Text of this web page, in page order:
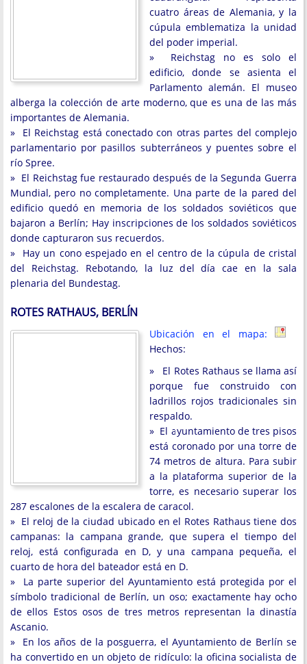
cuatro áreas de Alemania, y la
cúpula emblematiza la unidad
del poder imperial.
» Reichstag no es solo el
edificio, donde se asienta el
Parlamento alemán. El museo
alberga la colección de arte moderno, que es una de las más
importantes de Alemania.
» El Reichstag está conectado con otras partes del complejo
parlamentario por pasillos subterráneos y puentes sobre el
río Spree.
» El Reichstag fue restaurado después de la Segunda Guerra
Mundial, pero no completamente. Una parte de la pared del
edificio quedó en memoria de los soldados soviéticos que
bajaron a Berlín; Hay inscripciones de los soldados soviéticos
donde capturaron sus recuerdos.
» Hay un cono espejado en el centro de la cúpula de cristal
del Reichstag. Rebotando, la luz del día cae en la sala
plenaria del Bundestag.
ROTES RATHAUS, BERLÍN
Ubicación en el mapa:
Hechos:
» El Rotes Rathaus se llama así
porque fue construido con
ladrillos rojos tradicionales sin
respaldo.
» El ayuntamiento de tres pisos
está coronado por una torre de
74 metros de altura. Para subir
a la plataforma superior de la
torre, es necesario superar los
287 escalones de la escalera de caracol.
» El reloj de la ciudad ubicado en el Rotes Rathaus tiene dos
campanas: la campana grande, que supera el tiempo del
reloj, está configurada en D, y una campana pequeña, el
cuarto de hora del bateador está en D.
» La parte superior del Ayuntamiento está protegida por el
símbolo tradicional de Berlín, un oso; exactamente hay ocho
de ellos Estos osos de tres metros representan la dinastía
Ascanio.
» En los años de la posguerra, el Ayuntamiento de Berlín se
ha convertido en un objeto de ridículo: la oficina socialista de